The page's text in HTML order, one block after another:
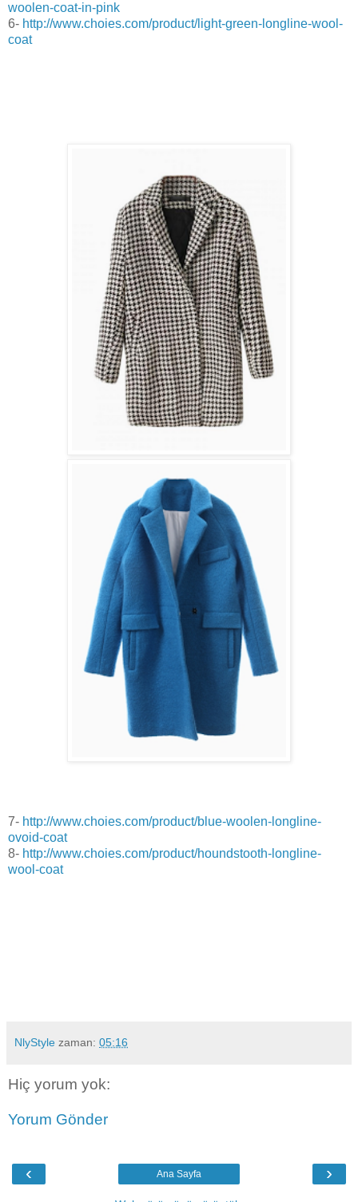
woolen-coat-in-pink
6- http://www.choies.com/product/light-green-longline-wool-
coat
7- http://www.choies.com/product/blue-woolen-longline-
ovoid-coat
8- http://www.choies.com/product/houndstooth-longline-
wool-coat
NlyStyle zaman: 05:16
Hiç yorum yok:
Yorum Gönder
‹ ›
Ana Sayfa